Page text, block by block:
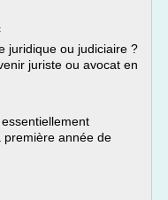
juridique ou judiciaire ?
juriste ou avocat en
première année de